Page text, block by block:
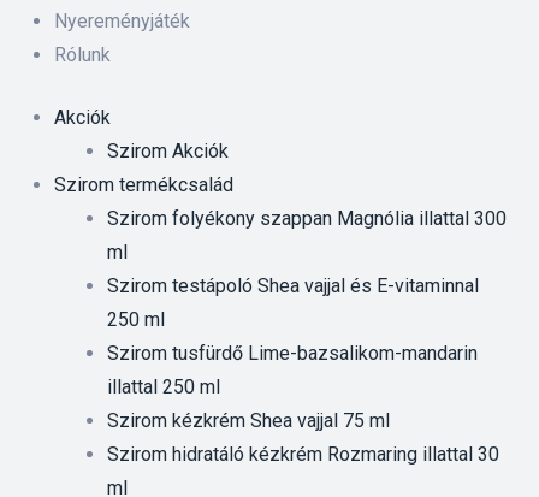
Nyereményjáték
Rólunk
Akciók
Szirom Akciók
Szirom termékcsalád
Szirom folyékony szappan Magnólia illattal 300
ml
Szirom testápoló Shea vajjal és E-vitaminnal
250 ml
Szirom tusfürdő Lime-bazsalikom-mandarin
illattal 250 ml
Szirom kézkrém Shea vajjal 75 ml
Szirom hidratáló kézkrém Rozmaring illattal 30
ml